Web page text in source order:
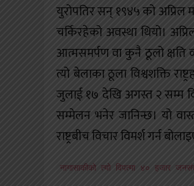
युरोपतिर सन् १९४५ को अप्रिल
चर्किरहेको अवस्था थियो।
आत्मसमर्पण वा कुनै ठूलो क्षति
त्यो बेलाका ठूला विश्वशक्ति
जुलाई १७ देखि अगस्त २ सम्म
सम्मेलन भनेर जानिन्छ। यो
राष्ट्रबीच विचार विमर्श गर्न
नागासाकीको त्यो विपत्मा ४० हजार